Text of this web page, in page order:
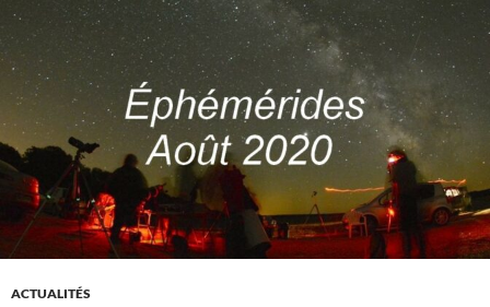
ACTUALITÉS